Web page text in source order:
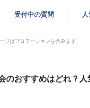
受付中の質問
ジはプロモーションを含みます
のおすすめはどれ？人